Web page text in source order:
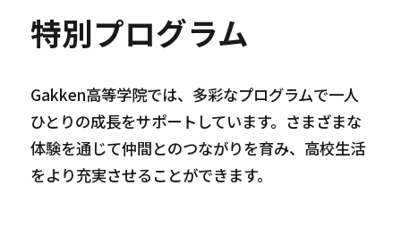
特別プログラム
Gakken高等学院では、多彩なプログラムで一人
ひとりの成長をサポートしています。さまざまな
体験を通じて仲間とのつながりを育み、高校生活
をより充実させることができます。